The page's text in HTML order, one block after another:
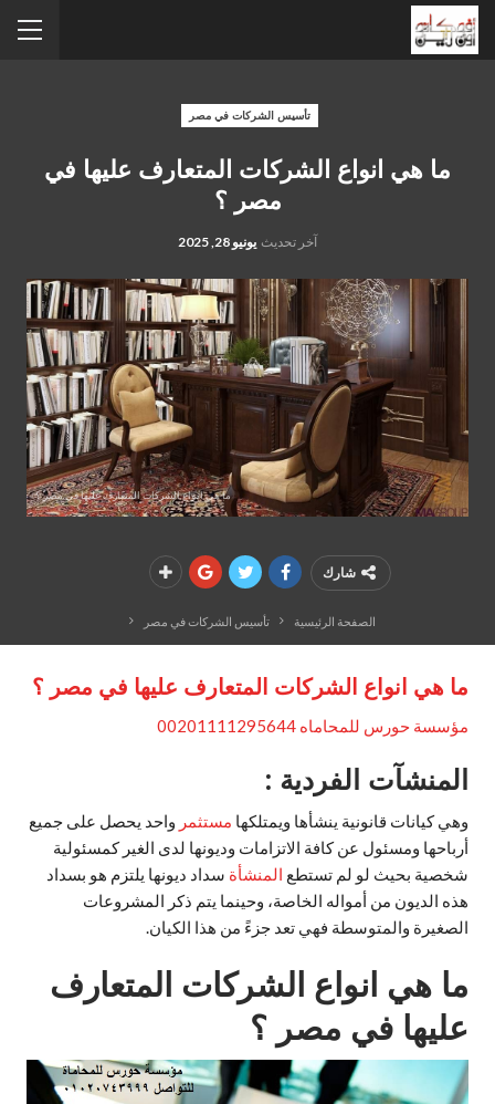
تأسيس الشركات في مصر
ما هي انواع الشركات المتعارف عليها في
مصر ؟
آخر تحديث يونيو 28, 2025
ما هي انواع الشركات المتعارف عليها في مصر ؟
شارك
الصفحة الرئيسية تأسيس الشركات في مصر
ما هي انواع الشركات المتعارف عليها في مصر ؟
مؤسسة حورس للمحاماه 00201111295644
المنشآت الفردية :
وهي كيانات قانونية ينشأها ويمتلكها مستثمر واحد يحصل على جميع
أرباحها ومسئول عن كافة الاتزامات وديونها لدى الغير كمسئولية
شخصية بحيث لو لم تستطع المنشأة سداد ديونها يلتزم هو بسداد
هذه الديون من أمواله الخاصة، وحينما يتم ذكر المشروعات
الصغيرة والمتوسطة فهي تعد جزءً من هذا الكيان.
ما هي انواع الشركات المتعارف
عليها في مصر ؟